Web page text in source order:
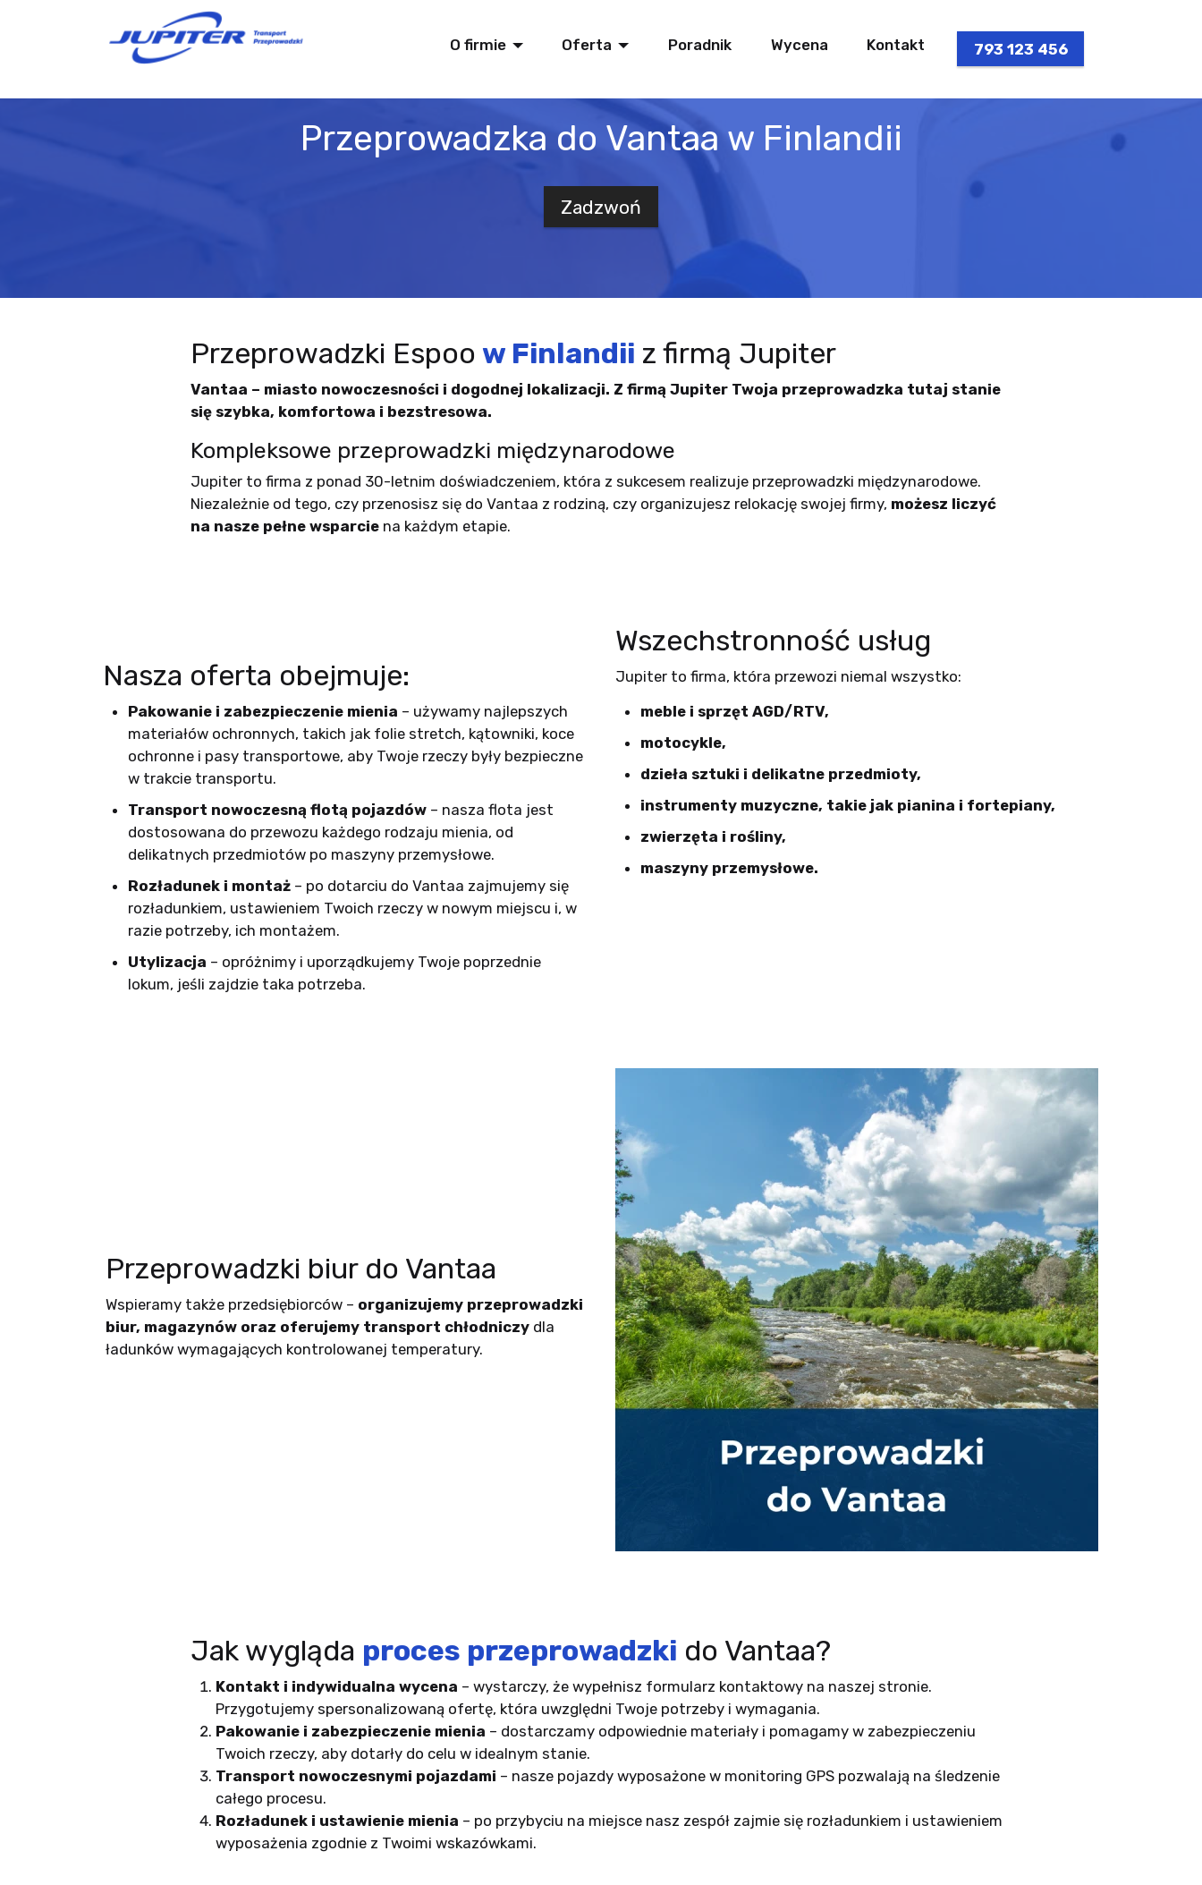
O firmie Oferta Poradnik Wycena Kontakt 793 123 456
Przeprowadzka do Vantaa w Finlandii
Zadzwoń
Przeprowadzki Espoo w Finlandii z firmą Jupiter
Vantaa – miasto nowoczesności i dogodnej lokalizacji. Z firmą Jupiter Twoja przeprowadzka tutaj stanie
się szybka, komfortowa i bezstresowa.
Kompleksowe przeprowadzki międzynarodowe
Jupiter to firma z ponad 30-letnim doświadczeniem, która z sukcesem realizuje przeprowadzki międzynarodowe.
Niezależnie od tego, czy przenosisz się do Vantaa z rodziną, czy organizujesz relokację swojej firmy, możesz liczyć
na nasze pełne wsparcie na każdym etapie.
Nasza oferta obejmuje:
Pakowanie i zabezpieczenie mienia – używamy najlepszych
materiałów ochronnych, takich jak folie stretch, kątowniki, koce
ochronne i pasy transportowe, aby Twoje rzeczy były bezpieczne
w trakcie transportu.
Transport nowoczesną flotą pojazdów– nasza flota jest
dostosowana do przewozu każdego rodzaju mienia, od
delikatnych przedmiotów po maszyny przemysłowe.
Rozładunek i montaż– po dotarciu do Vantaa zajmujemy się
rozładunkiem, ustawieniem Twoich rzeczy w nowym miejscu i, w
razie potrzeby, ich montażem.
Utylizacja – opróżnimy i uporządkujemy Twoje poprzednie
lokum, jeśli zajdzie taka potrzeba.
Wszechstronność usług
Jupiter to firma, która przewozi niemal wszystko:
meble i sprzęt AGD/RTV,
motocykle,
dzieła sztuki i delikatne przedmioty,
instrumenty muzyczne, takie jak pianina i fortepiany,
zwierzęta i rośliny,
maszyny przemysłowe.
Przeprowadzki biur do Vantaa
Wspieramy także przedsiębiorców – organizujemy przeprowadzki
biur, magazynów oraz oferujemy transport chłodniczy dla
ładunków wymagających kontrolowanej temperatury.
Jak wygląda proces przeprowadzki do Vantaa?
Kontakt i indywidualna wycena – wystarczy, że wypełnisz formularz kontaktowy na naszej stronie.
Przygotujemy spersonalizowaną ofertę, która uwzględni Twoje potrzeby i wymagania.
Pakowanie i zabezpieczenie mienia – dostarczamy odpowiednie materiały i pomagamy w zabezpieczeniu
Twoich rzeczy, aby dotarły do celu w idealnym stanie.
Transport nowoczesnymi pojazdami – nasze pojazdy wyposażone w monitoring GPS pozwalają na śledzenie
całego procesu.
Rozładunek i ustawienie mienia – po przybyciu na miejsce nasz zespół zajmie się rozładunkiem i ustawieniem
wyposażenia zgodnie z Twoimi wskazówkami.